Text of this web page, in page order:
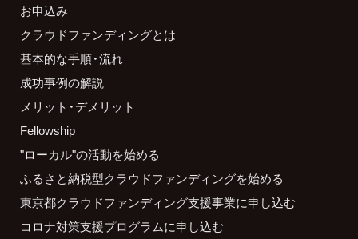
お申込み
クラウドファンディングとは
基本的な手順・流れ
成功事例の解説
メリット・デメリット
Fellowship
"ローカル"の活動を始める
ふるさと納税型クラウドファンディングを始める
東京都クラウドファンディング支援事業に申し込む
コロナ対策支援プログラムに申し込む